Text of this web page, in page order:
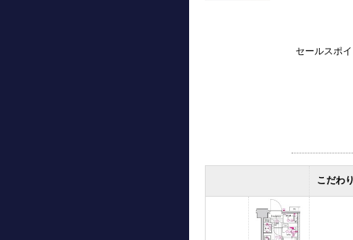
セールスポ
こだわ